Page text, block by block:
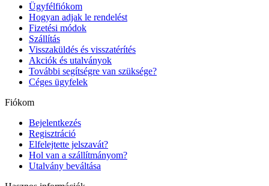
Ügyfélfiókom
Hogyan adjak le rendelést
Fizetési módok
Szállítás
Visszaküldés és visszatérítés
Akciók és utalványok
További segítségre van szüksége?
Céges ügyfelek
Fiókom
Bejelentkezés
Regisztráció
Elfelejtette jelszavát?
Hol van a szállítmányom?
Utalvány beváltása